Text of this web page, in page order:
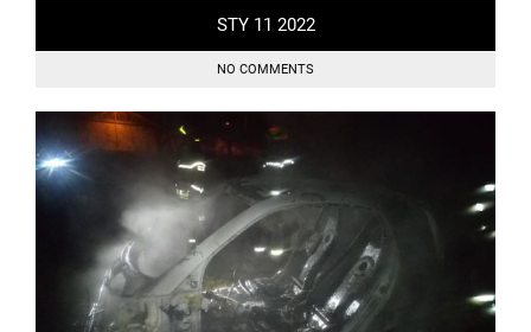
STY 11 2022
NO COMMENTS